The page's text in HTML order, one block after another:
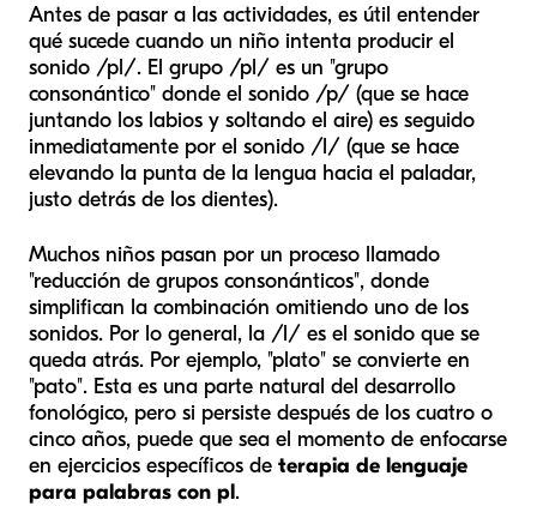
Antes de pasar a las actividades, es útil entender
qué sucede cuando un niño intenta producir el
sonido /pl/. El grupo /pl/ es un "grupo
consonántico" donde el sonido /p/ (que se hace
juntando los labios y soltando el aire) es seguido
inmediatamente por el sonido /l/ (que se hace
elevando la punta de la lengua hacia el paladar,
justo detrás de los dientes).
Muchos niños pasan por un proceso llamado
"reducción de grupos consonánticos", donde
simplifican la combinación omitiendo uno de los
sonidos. Por lo general, la /l/ es el sonido que se
queda atrás. Por ejemplo, "plato" se convierte en
"pato". Esta es una parte natural del desarrollo
fonológico, pero si persiste después de los cuatro o
cinco años, puede que sea el momento de enfocarse
en ejercicios específicos de terapia de lenguaje
para palabras con pl.